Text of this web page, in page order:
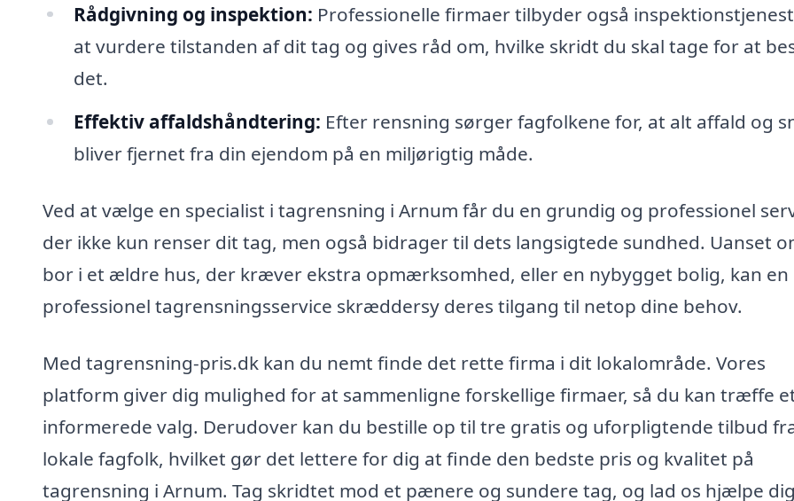
Rådgivning og inspektion: Professionelle firmaer tilbyder også
at vurdere tilstanden af dit tag og gives råd om, hvilke skridt du skal tage for at
det.
Effektiv affaldshåndtering: Efter rensning sørger fagfolkene for, at alt affald og
bliver fjernet fra din ejendom på en miljørigtig måde.
Ved at vælge en specialist i tagrensning i Arnum får du en grundig og professionel
der ikke kun renser dit tag, men også bidrager til dets langsigtede sundhed. Uanset
bor i et ældre hus, der kræver ekstra opmærksomhed, eller en nybygget bolig, kan en
professionel tagrensningsservice skræddersy deres tilgang til netop dine behov.
Med tagrensning-pris.dk kan du nemt finde det rette firma i dit lokalområde. Vores
platform giver dig mulighed for at sammenligne forskellige firmaer, så du kan træffe
informerede valg. Derudover kan du bestille op til tre gratis og uforpligtende tilbud
lokale fagfolk, hvilket gør det lettere for dig at finde den bedste pris og kvalitet på
tagrensning i Arnum. Tag skridtet mod et pænere og sundere tag, og lad os hjælpe